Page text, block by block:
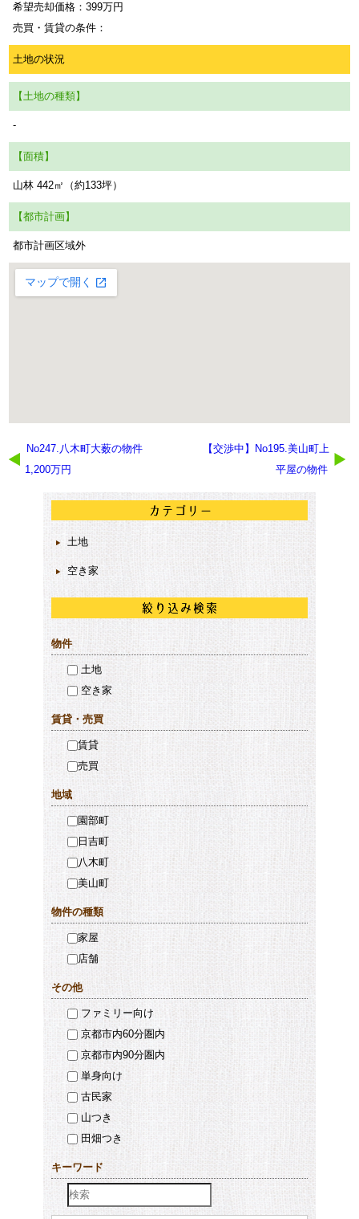
希望売却価格：399万円
売買・賃貸の条件：
土地の状況
【土地の種類】
-
【面積】
山林 442㎡（約133坪）
【都市計画】
都市計画区域外
【交渉中】No195.美山町上
平屋の物件
No247.八木町大薮の物件
1,200万円
土地
空き家
物件
土地
空き家
賃貸・売買
賃貸
売買
地域
園部町
日吉町
八木町
美山町
物件の種類
家屋
店舗
その他
ファミリー向け
京都市内60分圏内
京都市内90分圏内
単身向け
古民家
山つき
田畑つき
キーワード